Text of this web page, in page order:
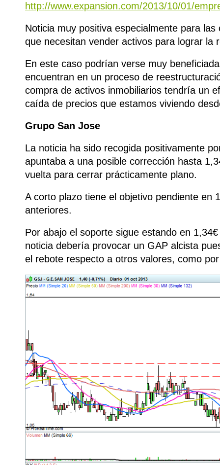
http://www.expansion.com/2013/10/01/
Noticia muy positiva especialmente para
que necesitan vender activos para lograr la
En este caso podrían verse muy
encuentran en un proceso de
compra de activos inmobiliarios tendría un
caída de precios que estamos viviendo
Grupo San Jose
La noticia ha sido recogida positivamente
apuntaba a una posible corrección hasta
vuelta para cerrar prácticamente plano.
A corto plazo tiene el objetivo pendiente en
anteriores.
Por abajo el soporte sigue estando en
noticia debería provocar un GAP alcista
el rebote respecto a otros valores, como